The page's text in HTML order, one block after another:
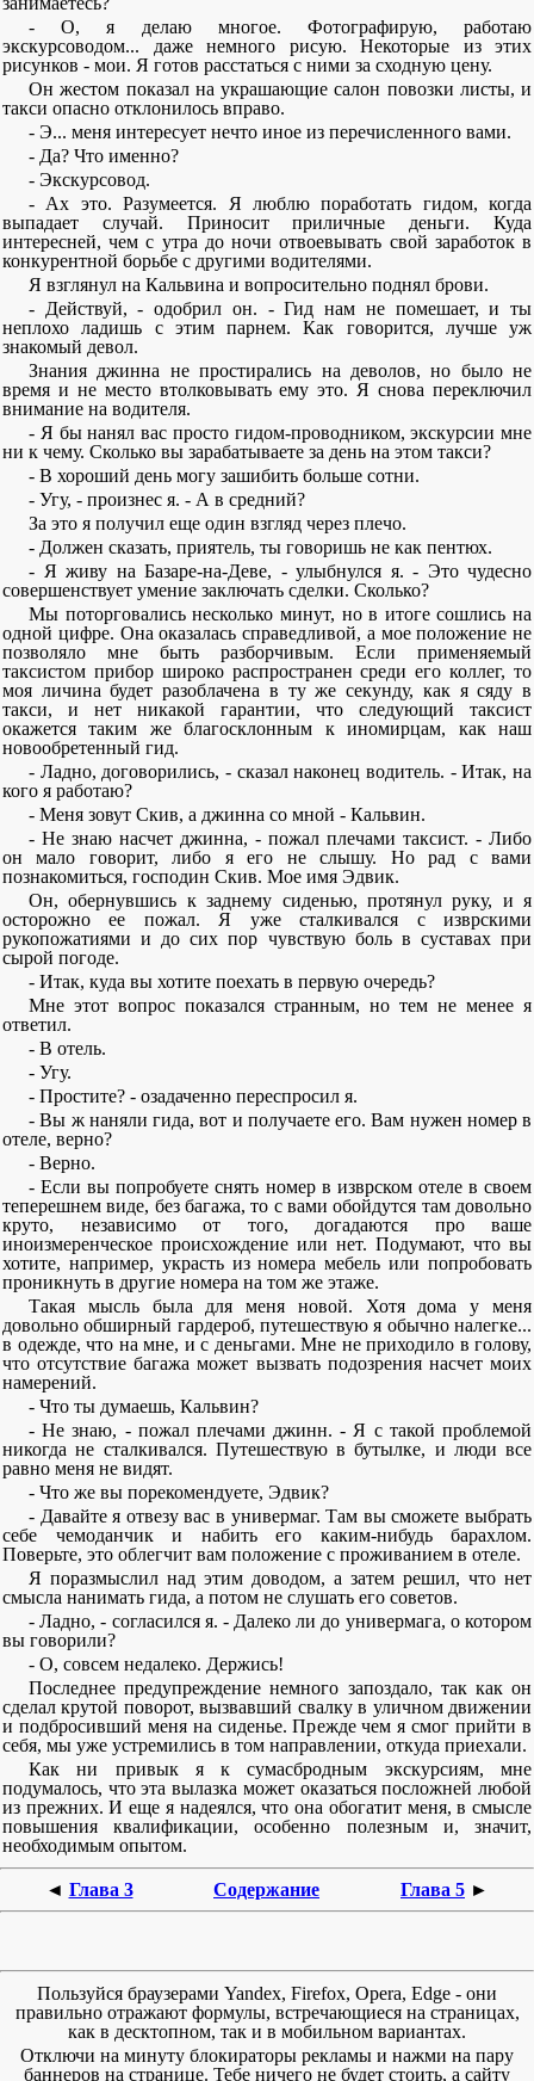
- О, я делаю многое. Фотографирую, работаю
экскурсоводом... даже немного рисую. Некоторые из этих
рисунков - мои. Я готов расстаться с ними за сходную цену.
Он жестом показал на украшающие салон повозки листы, и
такси опасно отклонилось вправо.
- Э... меня интересует нечто иное из перечисленного вами.
- Да? Что именно?
- Экскурсовод.
- Ах это. Разумеется. Я люблю поработать гидом, когда
выпадает случай. Приносит приличные деньги. Куда
интересней, чем с утра до ночи отвоевывать свой заработок в
конкурентной борьбе с другими водителями.
Я взглянул на Кальвина и вопросительно поднял брови.
- Действуй, - одобрил он. - Гид нам не помешает, и ты
неплохо ладишь с этим парнем. Как говорится, лучше уж
знакомый девол.
Знания джинна не простирались на деволов, но было не
время и не место втолковывать ему это. Я снова переключил
внимание на водителя.
- Я бы нанял вас просто гидом-проводником, экскурсии мне
ни к чему. Сколько вы зарабатываете за день на этом такси?
- В хороший день могу зашибить больше сотни.
- Угу, - произнес я. - А в средний?
За это я получил еще один взгляд через плечо.
- Должен сказать, приятель, ты говоришь не как пентюх.
- Я живу на Базаре-на-Деве, - улыбнулся я. - Это чудесно
совершенствует умение заключать сделки. Сколько?
Мы поторговались несколько минут, но в итоге сошлись на
одной цифре. Она оказалась справедливой, а мое положение не
позволяло мне быть разборчивым. Если применяемый
таксистом прибор широко распространен среди его коллег, то
моя личина будет разоблачена в ту же секунду, как я сяду в
такси, и нет никакой гарантии, что следующий таксист
окажется таким же благосклонным к иномирцам, как наш
новообретенный гид.
- Ладно, договорились, - сказал наконец водитель. - Итак, на
кого я работаю?
- Меня зовут Скив, а джинна со мной - Кальвин.
- Не знаю насчет джинна, - пожал плечами таксист. - Либо
он мало говорит, либо я его не слышу. Но рад с вами
познакомиться, господин Скив. Мое имя Эдвик.
Он, обернувшись к заднему сиденью, протянул руку, и я
осторожно ее пожал. Я уже сталкивался с изврскими
рукопожатиями и до сих пор чувствую боль в суставах при
сырой погоде.
- Итак, куда вы хотите поехать в первую очередь?
Мне этот вопрос показался странным, но тем не менее я
ответил.
- В отель.
- Угу.
- Простите? - озадаченно переспросил я.
- Вы ж наняли гида, вот и получаете его. Вам нужен номер в
отеле, верно?
- Верно.
- Если вы попробуете снять номер в изврском отеле в своем
теперешнем виде, без багажа, то с вами обойдутся там довольно
круто, независимо от того, догадаются про ваше
иноизмеренческое происхождение или нет. Подумают, что вы
хотите, например, украсть из номера мебель или попробовать
проникнуть в другие номера на том же этаже.
Такая мысль была для меня новой. Хотя дома у меня
довольно обширный гардероб, путешествую я обычно налегке...
в одежде, что на мне, и с деньгами. Мне не приходило в голову,
что отсутствие багажа может вызвать подозрения насчет моих
намерений.
- Что ты думаешь, Кальвин?
- Не знаю, - пожал плечами джинн. - Я с такой проблемой
никогда не сталкивался. Путешествую в бутылке, и люди все
равно меня не видят.
- Что же вы порекомендуете, Эдвик?
- Давайте я отвезу вас в универмаг. Там вы сможете выбрать
себе чемоданчик и набить его каким-нибудь барахлом.
Поверьте, это облегчит вам положение с проживанием в отеле.
Я поразмыслил над этим доводом, а затем решил, что нет
смысла нанимать гида, а потом не слушать его советов.
- Ладно, - согласился я. - Далеко ли до универмага, о котором
вы говорили?
- О, совсем недалеко. Держись!
Последнее предупреждение немного запоздало, так как он
сделал крутой поворот, вызвавший свалку в уличном движении
и подбросивший меня на сиденье. Прежде чем я смог прийти в
себя, мы уже устремились в том направлении, откуда приехали.
Как ни привык я к сумасбродным экскурсиям, мне
подумалось, что эта вылазка может оказаться посложней любой
из прежних. И еще я надеялся, что она обогатит меня, в смысле
повышения квалификации, особенно полезным и, значит,
необходимым опытом.
◄ Глава 3 Содержание Глава 5 ►
Пользуйся браузерами Yandex, Firefox, Opera, Edge - они
правильно отражают формулы, встречающиеся на страницах,
как в десктопном, так и в мобильном вариантах.
Отключи на минуту блокираторы рекламы и нажми на пару
баннеров на странице. Тебе ничего не будет стоить, а сайту